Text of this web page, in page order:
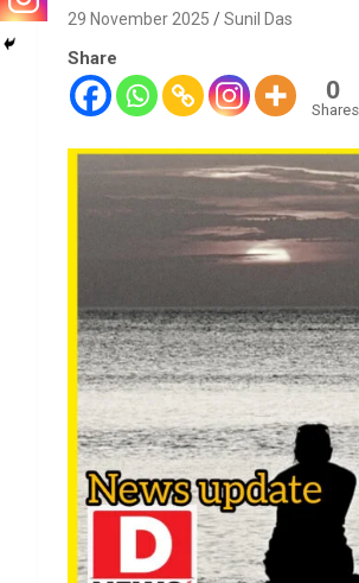
29 November 2025 Sunil Das
Share
0
Shares